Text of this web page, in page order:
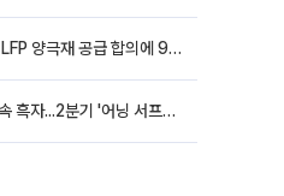
포스코퓨처엠, 19만톤 LFP 양극재 공급 합의에 9%대 강세
고려아연, 106분기 연속 흑자...2분기 '어닝 서프라이즈'에 장 초반 12%대 강세